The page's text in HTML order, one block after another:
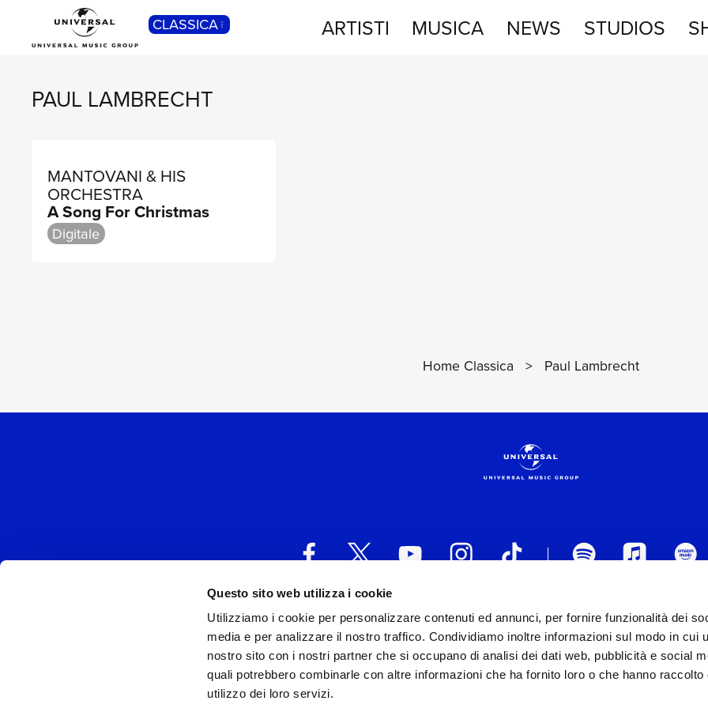
Questo sito web utilizza i cookie
Utilizziamo i cookie per personalizzare contenuti ed annunci, per fornire funzionalità dei
media e per analizzare il nostro traffico. Condividiamo inoltre informazioni sul modo in cui
nostro sito con i nostri partner che si occupano di analisi dei dati web, pubblicità e social
quali potrebbero combinarle con altre informazioni che ha fornito loro o che hanno raccolto
utilizzo dei loro servizi.
CLASSICA ARTISTI MUSICA NEWS STUDIOS
PAUL LAMBRECHT
MANTOVANI & HIS
ORCHESTRA
A Song For Christmas
Digitale
Home Classica > Paul Lambrecht
UNIVERSAL MUSIC ITALIA s.r.l. (Società con unico socio) | Via Nervesa,
P.IVA IT03802730154 Iscritta al REA di Milano con il numero 966135 in
Capitale sociale Euro 2.000.000 interamente versato.
Universal Music Italia, nel rispetto delle best practices in tema di corporate compliance ed al fine di
si è dotata di un modello di gestione e organizzazione ex d.lgs. 231/2001
POP
Cantautori, Dance...